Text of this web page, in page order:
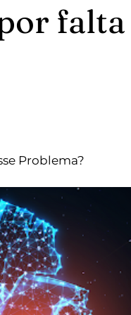
Problema?